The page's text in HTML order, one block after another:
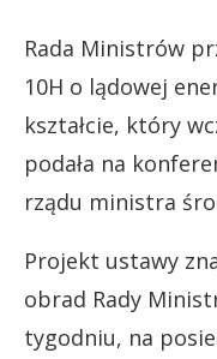
Rada Ministrów
10H o lądowej
kształcie, który
podała na
rządu ministra
Projekt ustawy
obrad Rady
tygodniu, na